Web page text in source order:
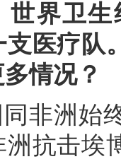
世界卫
支医疗
情况？
非洲始
洲抗击埃